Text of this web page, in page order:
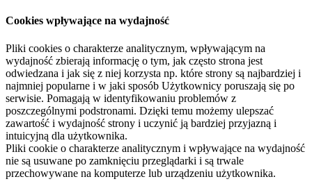
Cookies wpływające na wydajność
Pliki cookies o charakterze analitycznym, wpływającym na
wydajność zbierają informację o tym, jak często strona jest
odwiedzana i jak się z niej korzysta np. które strony są najbardziej i
najmniej popularne i w jaki sposób Użytkownicy poruszają się po
serwisie. Pomagają w identyfikowaniu problemów z
poszczególnymi podstronami. Dzięki temu możemy ulepszać
zawartość i wydajność strony i uczynić ją bardziej przyjazną i
intuicyjną dla użytkownika.
Pliki cookie o charakterze analitycznym i wpływające na wydajność
nie są usuwane po zamknięciu przeglądarki i są trwale
przechowywane na komputerze lub urządzeniu użytkownika.